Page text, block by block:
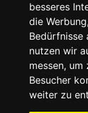
besseres
die
Bedürfnisse
nutzen wir
messen,
Besucher
weiter zu
© 2024
Impressum